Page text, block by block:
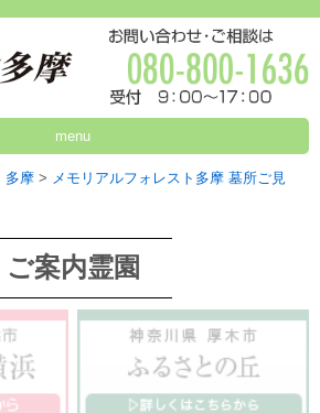
menu
多摩 > メモリアルフォレスト多摩 墓所ご見
ご案内霊園